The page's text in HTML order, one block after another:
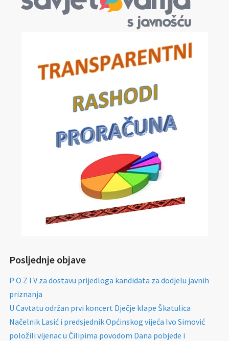
Posljednje objave
P O Z I V za dostavu prijedloga kandidata za dodjelu javnih
priznanja
U Cavtatu održan prvi koncert Dječje klape Škatulica
Načelnik Lasić i predsjednik Općinskog vijeća Ivo Simović
položili vijenac u Čilipima povodom Dana pobjede i